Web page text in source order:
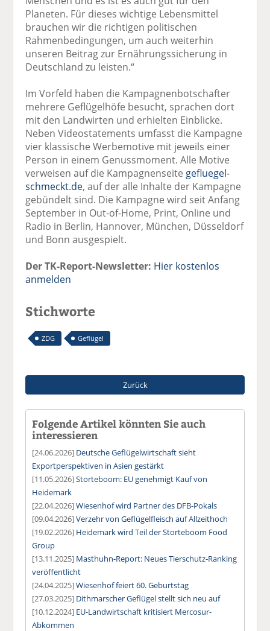
Planeten. Für dieses wichtige Lebensmittel
brauchen wir die richtigen politischen
Rahmenbedingungen, um auch weiterhin
unseren Beitrag zur Ernährungssicherung in
Deutschland zu leisten.“
Im Vorfeld haben die Kampagnenbotschafter
mehrere Geflügelhöfe besucht, sprachen dort
mit den Landwirten und erhielten Einblicke.
Neben Videostatements umfasst die Kampagne
vier klassische Werbemotive mit jeweils einer
Person in einem Genussmoment. Alle Motive
verweisen auf die Kampagnenseite gefluegel-
schmeckt.de, auf der alle Inhalte der Kampagne
gebündelt sind. Die Kampagne wird seit Anfang
September in Out-of-Home, Print, Online und
Radio in Berlin, Hannover, München, Düsseldorf
und Bonn ausgespielt.
Der TK-Report-Newsletter: Hier kostenlos
anmelden
Stichworte
ZDG Geflügel
Zurück
Folgende Artikel könnten Sie auch
interessieren
[24.06.2026] Deutsche Geflügelwirtschaft sieht
Exportperspektiven in Asien gestärkt
[11.05.2026]Storteboom: EU genehmigt Kauf von
Heidemark
[22.04.2026]Wiesenhof wird Partner des DFB-Pokals
[09.04.2026]Verzehr von Geflügelfleisch auf Allzeithoch
[19.02.2026] Heidemark wird Teil der Storteboom Food
Group
[13.11.2025] Masthuhn-Report: Neues Tierschutz-Ranking
veröffentlicht
[24.04.2025]Wiesenhof feiert 60. Geburtstag
[27.03.2025] Dithmarscher Geflügel stellt sich neu auf
[10.12.2024] EU-Landwirtschaft kritisiert Mercosur-
Abkommen